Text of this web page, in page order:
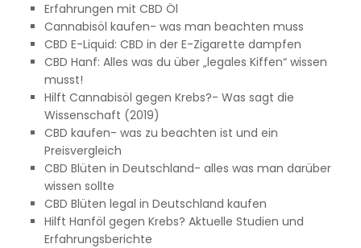
Erfahrungen mit CBD Öl
Cannabisöl kaufen- was man beachten muss
CBD E-Liquid: CBD in der E-Zigarette dampfen
CBD Hanf: Alles was du über „legales Kiffen“ wissen
musst!
Hilft Cannabisöl gegen Krebs?- Was sagt die
Wissenschaft (2019)
CBD kaufen- was zu beachten ist und ein
Preisvergleich
CBD Blüten in Deutschland- alles was man darüber
wissen sollte
CBD Blüten legal in Deutschland kaufen
Hilft Hanföl gegen Krebs? Aktuelle Studien und
Erfahrungsberichte